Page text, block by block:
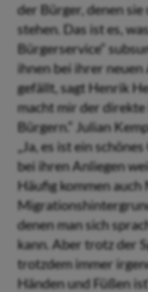
der Bürger, denen
stehen. Das ist es,
Bürgerservice“
ihnen bei ihrer
gefällt, sagt Henrik
macht mir der
Bürgern.“ Julian
„Ja, es ist ein
bei ihren Anliegen
Häufig kommen
denen man sich
kann. Aber trotz der
trotzdem immer
Händen und Füßen